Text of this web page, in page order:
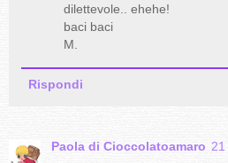
dilettevole.. ehehe!
baci baci
M.
Rispondi
Paola di Cioccolatoamaro 21